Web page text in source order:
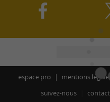
espace pro mentions légales
suivez-nous
contact